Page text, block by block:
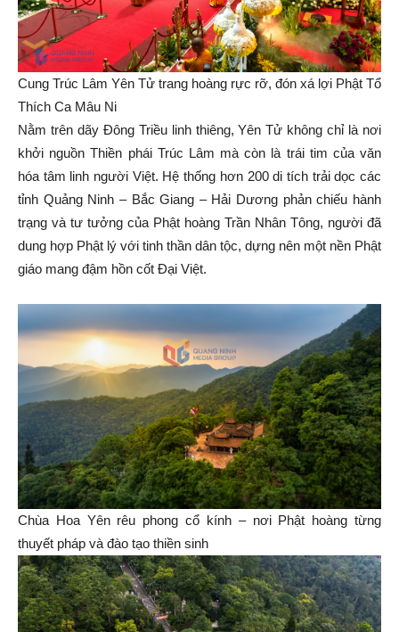
Cung Trúc Lâm Yên Tử trang hoàng rực rỡ, đón xá lợi Phật Tổ
Thích Ca Mâu Ni
Nằm trên dãy Đông Triều linh thiêng, Yên Tử không chỉ là nơi
khởi nguồn Thiền phái Trúc Lâm mà còn là trái tim của văn
hóa tâm linh người Việt. Hệ thống hơn 200 di tích trải dọc các
tỉnh Quảng Ninh – Bắc Giang – Hải Dương phản chiếu hành
trạng và tư tưởng của Phật hoàng Trần Nhân Tông, người đã
dung hợp Phật lý với tinh thần dân tộc, dựng nên một nền Phật
giáo mang đậm hồn cốt Đại Việt.
Chùa Hoa Yên rêu phong cổ kính – nơi Phật hoàng từng
thuyết pháp và đào tạo thiền sinh